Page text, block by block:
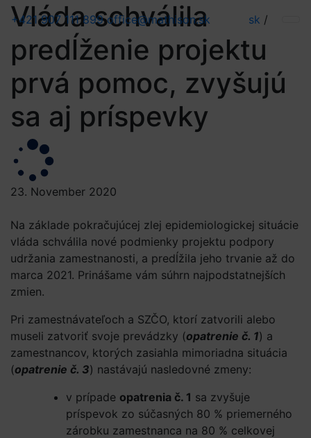
+421 907 111 899 office@mathison.sk sk /
Vláda schválila
predĺženie projektu
prvá pomoc, zvyšujú
sa aj príspevky
23. November 2020
Na základe pokračujúcej zlej epidemiologickej situácie
vláda schválila nové podmienky projektu podpory
udržania zamestnanosti, a predĺžila jeho trvanie až do
marca 2021. Prinášame vám súhrn najpodstatnejších
zmien.
Pri zamestnávateľoch a SZČO, ktorí zatvorili alebo
museli zatvoriť svoje prevádzky (opatrenie č. 1) a
zamestnancov, ktorých zasiahla mimoriadna situácia
(opatrenie č. 3) nastávajú nasledovné zmeny:
v prípade opatrenia č. 1 sa zvyšuje
príspevok zo súčasných 80 % priemerného
zárobku zamestnanca na 80 % celkovej